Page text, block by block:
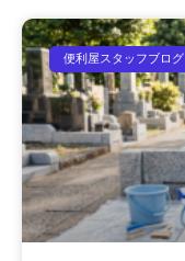
便利屋スタッフブログ